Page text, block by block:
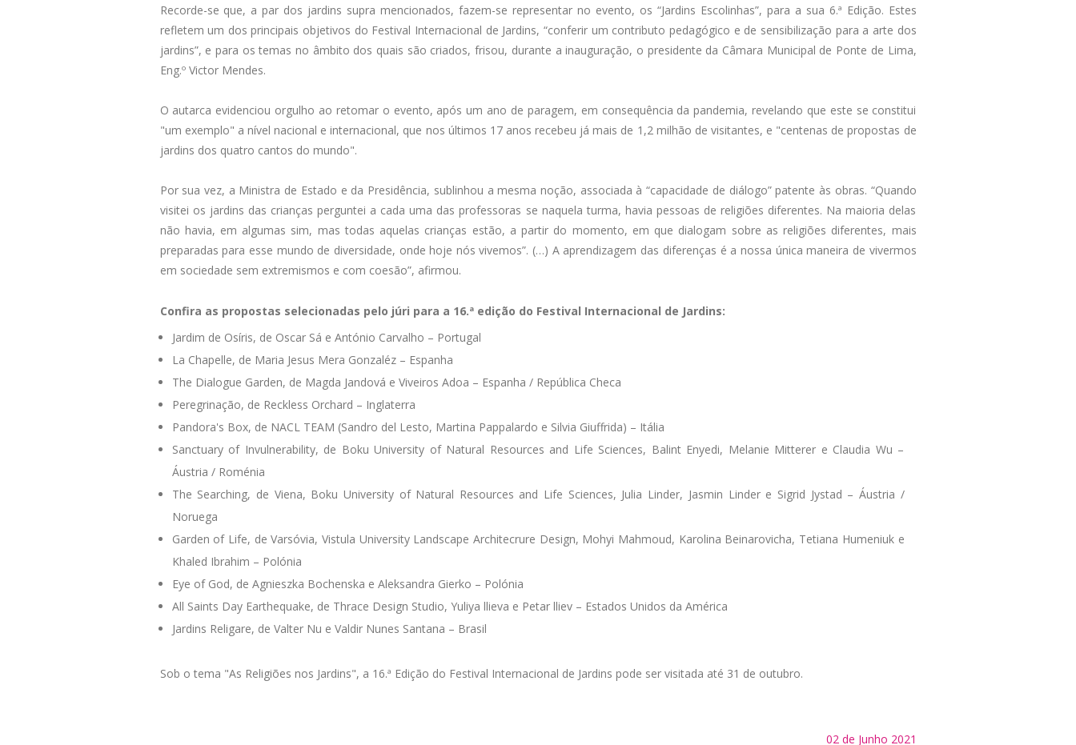
Recorde-se que, a par dos jardins supra mencionados, fazem-se representar no evento, os “Jardins Escolinhas”, para a sua 6.ª Edição. Estes
refletem um dos principais objetivos do Festival Internacional de Jardins, “conferir um contributo pedagógico e de sensibilização para a arte dos
jardins”, e para os temas no âmbito dos quais são criados, frisou, durante a inauguração, o presidente da Câmara Municipal de Ponte de Lima,
Eng.º Victor Mendes.
O autarca evidenciou orgulho ao retomar o evento, após um ano de paragem, em consequência da pandemia, revelando que este se constitui
"um exemplo" a nível nacional e internacional, que nos últimos 17 anos recebeu já mais de 1,2 milhão de visitantes, e "centenas de propostas de
jardins dos quatro cantos do mundo".
Por sua vez, a Ministra de Estado e da Presidência, sublinhou a mesma noção, associada à “capacidade de diálogo” patente às obras. “Quando
visitei os jardins das crianças perguntei a cada uma das professoras se naquela turma, havia pessoas de religiões diferentes. Na maioria delas
não havia, em algumas sim, mas todas aquelas crianças estão, a partir do momento, em que dialogam sobre as religiões diferentes, mais
preparadas para esse mundo de diversidade, onde hoje nós vivemos”. (…) A aprendizagem das diferenças é a nossa única maneira de vivermos
em sociedade sem extremismos e com coesão”, afirmou.
Confira as propostas selecionadas pelo júri para a 16.ª edição do Festival Internacional de Jardins:
Jardim de Osíris, de Oscar Sá e António Carvalho – Portugal
La Chapelle, de Maria Jesus Mera Gonzaléz – Espanha
The Dialogue Garden, de Magda Jandová e Viveiros Adoa – Espanha / República Checa
Peregrinação, de Reckless Orchard – Inglaterra
Pandora's Box, de NACL TEAM (Sandro del Lesto, Martina Pappalardo e Silvia Giuffrida) – Itália
Sanctuary of Invulnerability, de Boku University of Natural Resources and Life Sciences, Balint Enyedi, Melanie Mitterer e Claudia Wu –
Áustria / Roménia
The Searching, de Viena, Boku University of Natural Resources and Life Sciences, Julia Linder, Jasmin Linder e Sigrid Jystad – Áustria /
Noruega
Garden of Life, de Varsóvia, Vistula University Landscape Architecrure Design, Mohyi Mahmoud, Karolina Beinarovicha, Tetiana Humeniuk e
Khaled Ibrahim – Polónia
Eye of God, de Agnieszka Bochenska e Aleksandra Gierko – Polónia
All Saints Day Earthequake, de Thrace Design Studio, Yuliya llieva e Petar lliev – Estados Unidos da América
Jardins Religare, de Valter Nu e Valdir Nunes Santana – Brasil
Sob o tema "As Religiões nos Jardins", a 16.ª Edição do Festival Internacional de Jardins pode ser visitada até 31 de outubro.
02 de Junho 2021